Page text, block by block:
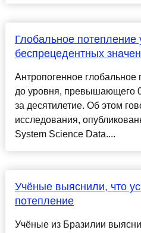
Глобальное потепление
беспрецедентных
Антропогенное глобальное
до уровня, превышающего
за десятилетие. Об этом
исследования,
System Science Data....
Учёные выяснили, что
потепление
Учёные из Бразилии